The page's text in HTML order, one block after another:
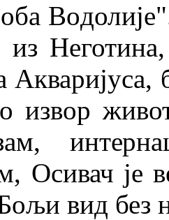
Во
Акваријуса,
извор
Осивач је
вид без